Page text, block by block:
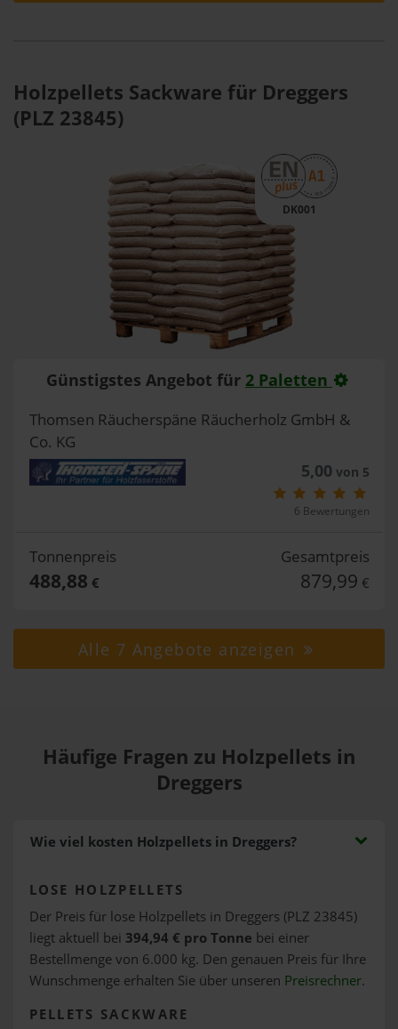
Holzpellets Sackware für Dreggers
(PLZ 23845)
DK001
Günstigstes Angebot für 2 Paletten
Thomsen Räucherspäne Räucherholz GmbH &
Co. KG
5,00 von 5
6 Bewertungen
Tonnenpreis
488,88 €
Gesamtpreis
879,99 €
Alle 7 Angebote anzeigen
Häufige Fragen zu Holzpellets in
Dreggers
Wie viel kosten Holzpellets in Dreggers?
LOSE HOLZPELLETS
Der Preis für lose Holzpellets in Dreggers (PLZ 23845)
liegt aktuell bei 394,94 € pro Tonne bei einer
Bestellmenge von 6.000 kg. Den genauen Preis für Ihre
Wunschmenge erhalten Sie über unseren Preisrechner.
PELLETS SACKWARE